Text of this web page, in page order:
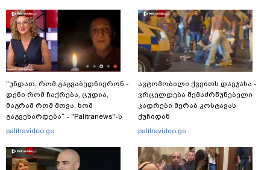
"უნდათ, რომ გაგვაბედნიერონ -
დენი რომ ჩაქრება, ცუდია,
მაგრამ რომ მოვა, ხომ
გაგვეხარდება“ - "Palitranews"-ს
პირდეპირ ეთერში გია
ჩაერთო
palitravideo.ge
ავტომობილი ქვეითს დაეჯახა -
ვრცელდება შემაძრწუნებელი
კადრები მერაბ კოსტავას
ქუჩიდან
palitravideo.ge